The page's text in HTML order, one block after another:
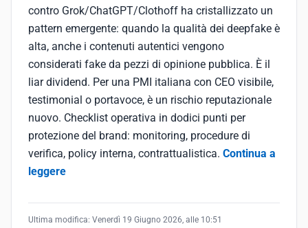
contro Grok/ChatGPT/Clothoff ha cristallizzato un
pattern emergente: quando la qualità dei deepfake è
alta, anche i contenuti autentici vengono
considerati fake da pezzi di opinione pubblica. È il
liar dividend. Per una PMI italiana con CEO visibile,
testimonial o portavoce, è un rischio reputazionale
nuovo. Checklist operativa in dodici punti per
protezione del brand: monitoring, procedure di
verifica, policy interna, contrattualistica. Continua a
leggere
Ultima modifica: Venerdì 19 Giugno 2026, alle 10:51